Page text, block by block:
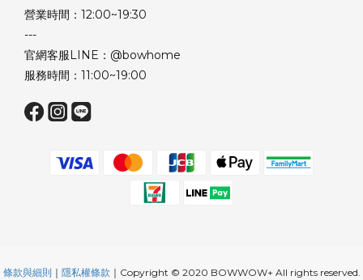
營業時間：12:00~19:30
---
官網客服LINE：@bowhome
服務時間：11:00~19:00
條款與細則 ｜ 隱私權條款 ｜Copyright © 2020 BOWWOW+ All rights reserved.